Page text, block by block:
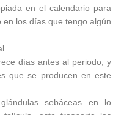
en el calendario para
los días que tengo algún
días antes al periodo, y
que se producen en este
sebáceas en lo